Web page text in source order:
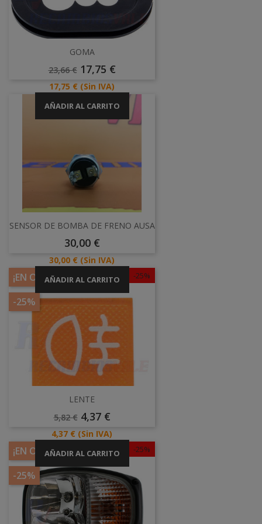
GOMA
Precio
23,66 € Precio
17,75 €
Precio
17,75 € (Sin IVA)
AÑADIR AL CARRITO
SENSOR DE BOMBA DE FRENO AUSA
Precio
30,00 €
Precio
30,00 € (Sin IVA)
AÑADIR AL CARRITO -25%
¡EN OFERTA!
-25%
LENTE
Precio
5,82 € Precio
4,37 €
Precio
4,37 € (Sin IVA)
AÑADIR AL CARRITO -25%
¡EN OFERTA!
-25%